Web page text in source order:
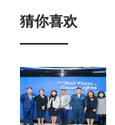
猜你喜欢